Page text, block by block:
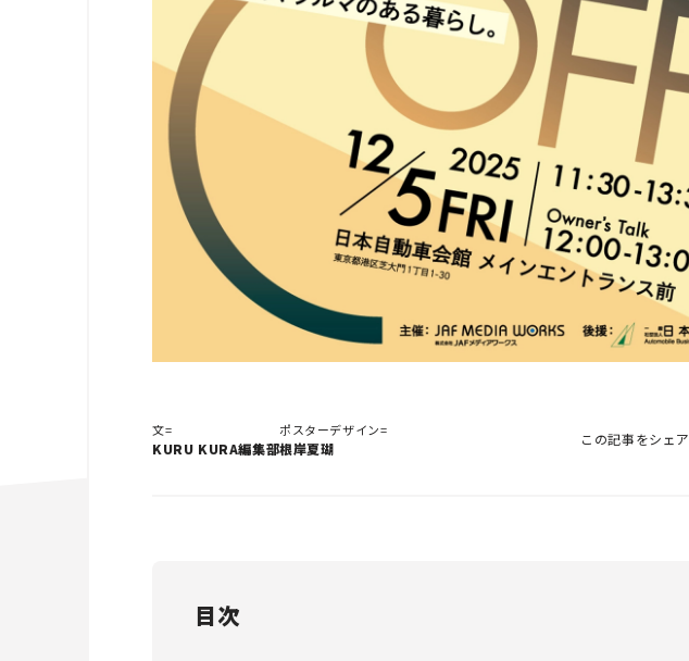
文=
KURU KURA編集部
ポスターデザイン=
根岸夏瑚
この記事をシェア
目次